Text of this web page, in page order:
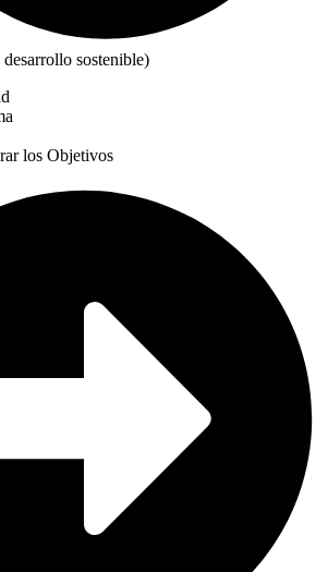
sostenible)
los Objetivos